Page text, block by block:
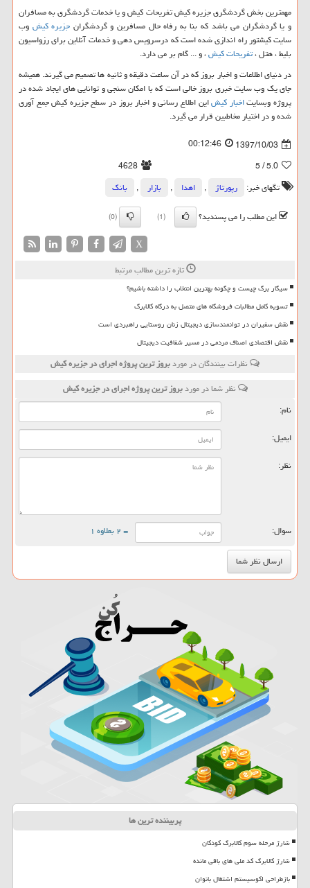
مهمترین بخش گردشگری جزیره کیش تفریحات کیش و یا خدمات گردشگری به مسافران
و یا گردشگران می باشد که بنا به رفاه حال مسافرین و گردشگران جزیره کیش وب
سایت کیشتور راه اندازی شده است که درسرویس دهی و خدمات آنلاین برای رزواسیون
بلیط ، هتل ،تفریحات کیش، و ... گام بر می دارد.
در دنیای اطلاعات و اخبار بروز که در آن ساعت دقیقه و ثانیه ها تصمیم می گیرند. همیشه
جای یک وب سایت خبری بروز خالی است که با امکان سنجی و توانایی های ایجاد شده در
پروژه وبسایتاخبار کیشاین اطلاع رسانی و اخبار بروز در سطح جزیره کیش جمع آوری
شده و در اختیار مخاطبین قرار می گیرد.
1397/10/03
00:12:46
5.0
/ 5
4628
تگهای خبر:
رپورتاژ , اهدا , بازار ,
بانك
این مطلب را می پسندید؟
(1)
(0)
X
تازه ترین مطالب مرتبط
سیگار برگ چیست و چگونه بهترین انتخاب را داشته باشیم؟
تسویه کامل مطالبات فروشگاه های متصل به درگاه کالابرگ
نقش سفیران در توانمندسازی دیجیتال زنان روستایی راهبردی است
نقش اقتصادی اصناف مردمی در مسیر شفافیت دیجیتال
نظرات بینندگان در موردبروز ترین پروژه اجرای در جزیره كیش
نظر شما در موردبروز ترین پروژه اجرای در جزیره كیش
نام:
ایمیل:
نظر:
سوال: = ۲ بعلاوه ۱
پربیننده ترین ها
شارژ مرحله سوم کالابرگ کودکان
شارژ کالابرگ کد ملی های باقی مانده
بازطراحی اکوسیستم اشتغال بانوان